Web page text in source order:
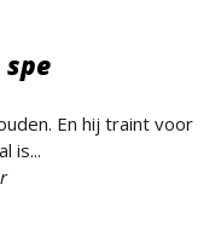
En hij traint voor
is...